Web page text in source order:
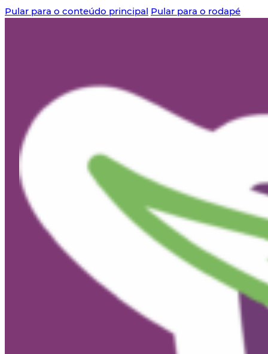
Pular para o conteúdo principal Pular para o rodapé